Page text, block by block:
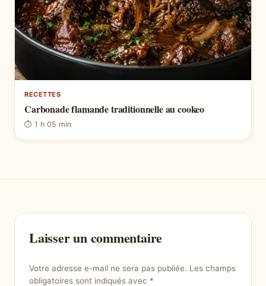
RECETTES
Carbonade flamande traditionnelle au cookeo
⏱ 1 h 05 min
Laisser un commentaire
Votre adresse e-mail ne sera pas publiée. Les champs
obligatoires sont indiqués avec *